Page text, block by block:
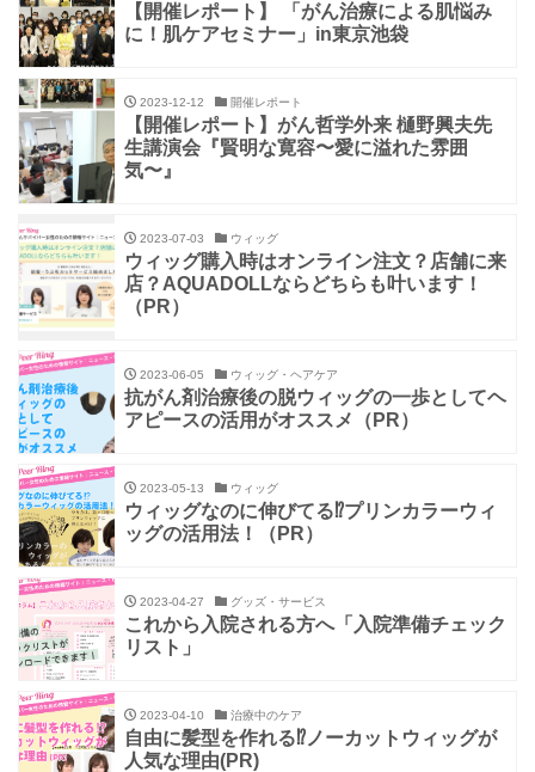
【開催レポート】 「がん治療による肌悩み
に！肌ケアセミナー」in東京池袋
2023-12-12 開催レポート
【開催レポート】がん哲学外来 樋野興夫先
生講演会『賢明な寛容〜愛に溢れた雰囲
気〜』
2023-07-03 ウィッグ
ウィッグ購入時はオンライン注文？店舗に来
店？AQUADOLLならどちらも叶います！
（PR）
2023-06-05 ウィッグ・ヘアケア
抗がん剤治療後の脱ウィッグの一歩としてヘ
アピースの活用がオススメ（PR）
2023-05-13 ウィッグ
ウィッグなのに伸びてる⁉プリンカラーウィ
ッグの活用法！（PR）
2023-04-27 グッズ・サービス
これから入院される方へ「入院準備チェック
リスト」
2023-04-10 治療中のケア
自由に髪型を作れる⁉ノーカットウィッグが
人気な理由(PR)